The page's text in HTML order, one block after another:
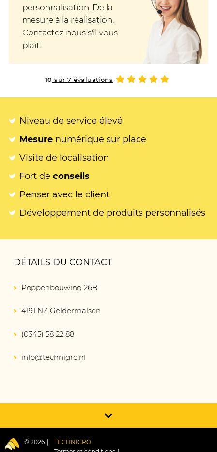
personnalisation. De la
mesure à la réalisation.
Contactez nous s'il vous
plait.
10 sur 7 évaluations
Niveau de service élevé
Mesure numérique sur place
Visite de localisation
Fort de conseils
Penser avec le client
Développement de produits personnalisés
DÉTAILS DU CONTACT
Poppenbouwing 26B
4191 NZ Geldermalsen
(0345) 58 22 88
info@technigro.nl
© 2026
TECHNIGRO